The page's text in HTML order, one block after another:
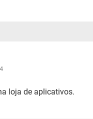
loja de aplicativos.